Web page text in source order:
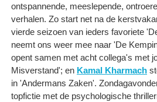
ontspannende, meeslepende,
verhalen. Zo start net na de
vierde seizoen van ieders favoriete
neemt ons weer mee naar 'De
opent samen met acht collega's met
Misverstand'; en Kamal Kharmach
in 'Andermans Zaken'.
topfictie met de psychologische